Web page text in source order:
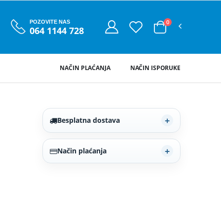
POZOVITE NAS
064 1144 728
0
NAČIN ISPORUKE
NAČIN PLAĆANJA
Besplatna dostava
Način plaćanja